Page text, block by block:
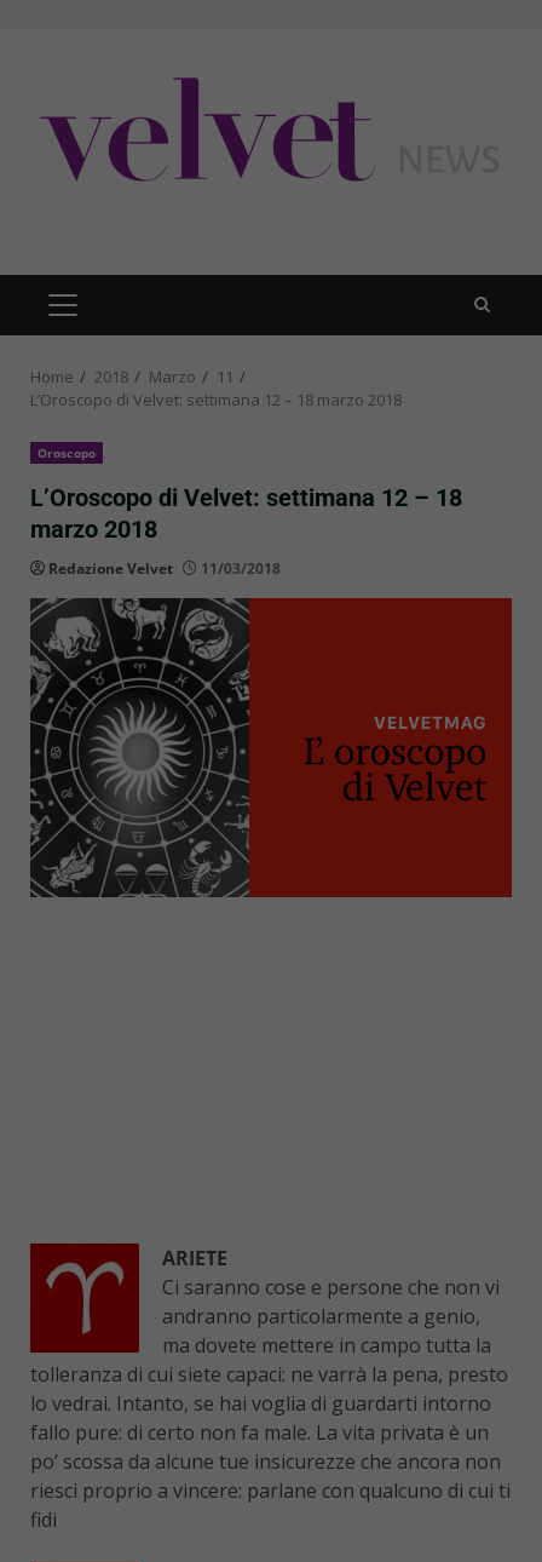
PRIMARY
MENU
Home 2018 Marzo
11
L’Oroscopo di Velvet: settimana 12 – 18 marzo 2018
Oroscopo
L’Oroscopo di Velvet: settimana 12 – 18
marzo 2018
Redazione Velvet 11/03/2018
ARIETE
Ci saranno cose e persone che non vi
andranno particolarmente a genio,
ma dovete mettere in campo tutta la
tolleranza di cui siete capaci: ne varrà la pena, presto
lo vedrai. Intanto, se hai voglia di guardarti intorno
fallo pure: di certo non fa male. La vita privata è un
po’ scossa da alcune tue insicurezze che ancora non
riesci proprio a vincere: parlane con qualcuno di cui ti
fidi